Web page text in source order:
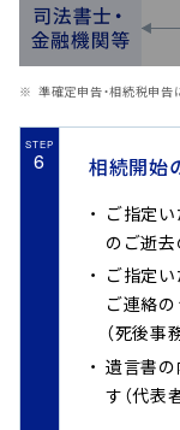
準確定申告・相続税申告
STEP
6 相続開始
ご指定
のご逝去
ご指定
ご連絡
（死後事
遺言書
す（代表